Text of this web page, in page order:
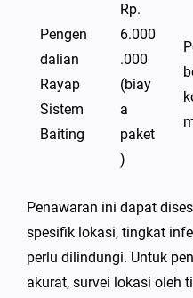
Pengen
dalian
Rayap
Sistem
Baiting
Rp.
6.000
.000
(biay
a
paket
)
Penawaran ini dapat
spesifik lokasi, tingkat
perlu dilindungi. Untuk
akurat, survei lokasi oleh